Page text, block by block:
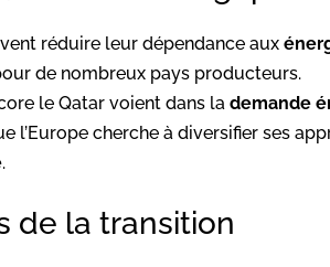
réduire leur dépendance aux
de nombreux pays producteurs.
le Qatar voient dans la demande
l’Europe cherche à diversifier ses
.
de la transition